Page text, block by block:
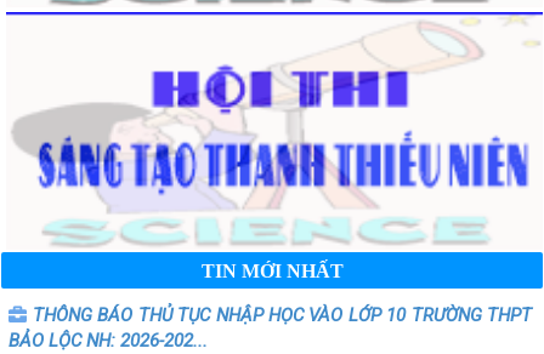
TIN MỚI NHẤT
THÔNG BÁO THỦ TỤC NHẬP HỌC VÀO LỚP 10 TRƯỜNG THPT
BẢO LỘC NH: 2026-202...